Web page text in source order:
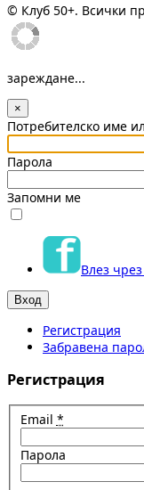
© Клуб 50+. Всички
зареждане...
×
Потребителско име
Парола
Запомни ме
Влез
Регистрация
Забравена
Регистрация
Email *
Парола